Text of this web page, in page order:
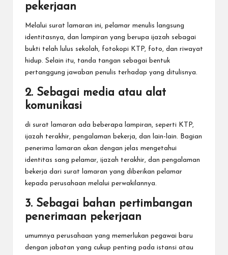
pekerjaan
Melalui surat lamaran ini, pelamar menulis langsung
identitasnya, dan lampiran yang berupa ijazah sebagai
bukti telah lulus sekolah, fotokopi KTP, foto, dan riwayat
hidup. Selain itu, tanda tangan sebagai bentuk
pertanggung jawaban penulis terhadap yang ditulisnya.
2. Sebagai media atau alat
komunikasi
di surat lamaran ada beberapa lampiran, seperti KTP,
ijazah terakhir, pengalaman bekerja, dan lain-lain. Bagian
penerima lamaran akan dengan jelas mengetahui
identitas sang pelamar, ijazah terakhir, dan pengalaman
bekerja dari surat lamaran yang diberikan pelamar
kepada perusahaan melalui perwakilannya.
3. Sebagai bahan pertimbangan
penerimaan pekerjaan
umumnya perusahaan yang memerlukan pegawai baru
dengan jabatan yang cukup penting pada istansi atau